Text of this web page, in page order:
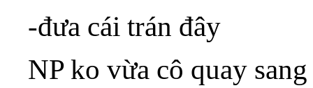
-đưa cái trán đây
NP ko vừa cô quay